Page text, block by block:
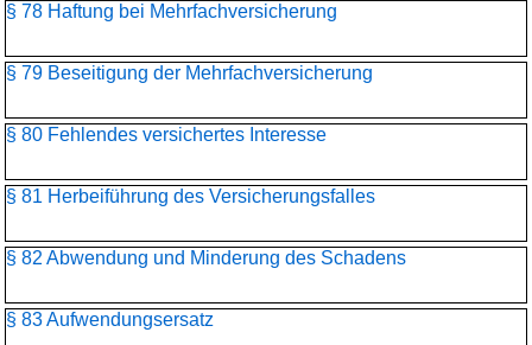
§ 78 Haftung bei Mehrfachversicherung
§ 79 Beseitigung der Mehrfachversicherung
§ 80 Fehlendes versichertes Interesse
§ 81 Herbeiführung des Versicherungsfalles
§ 82 Abwendung und Minderung des Schadens
§ 83 Aufwendungsersatz